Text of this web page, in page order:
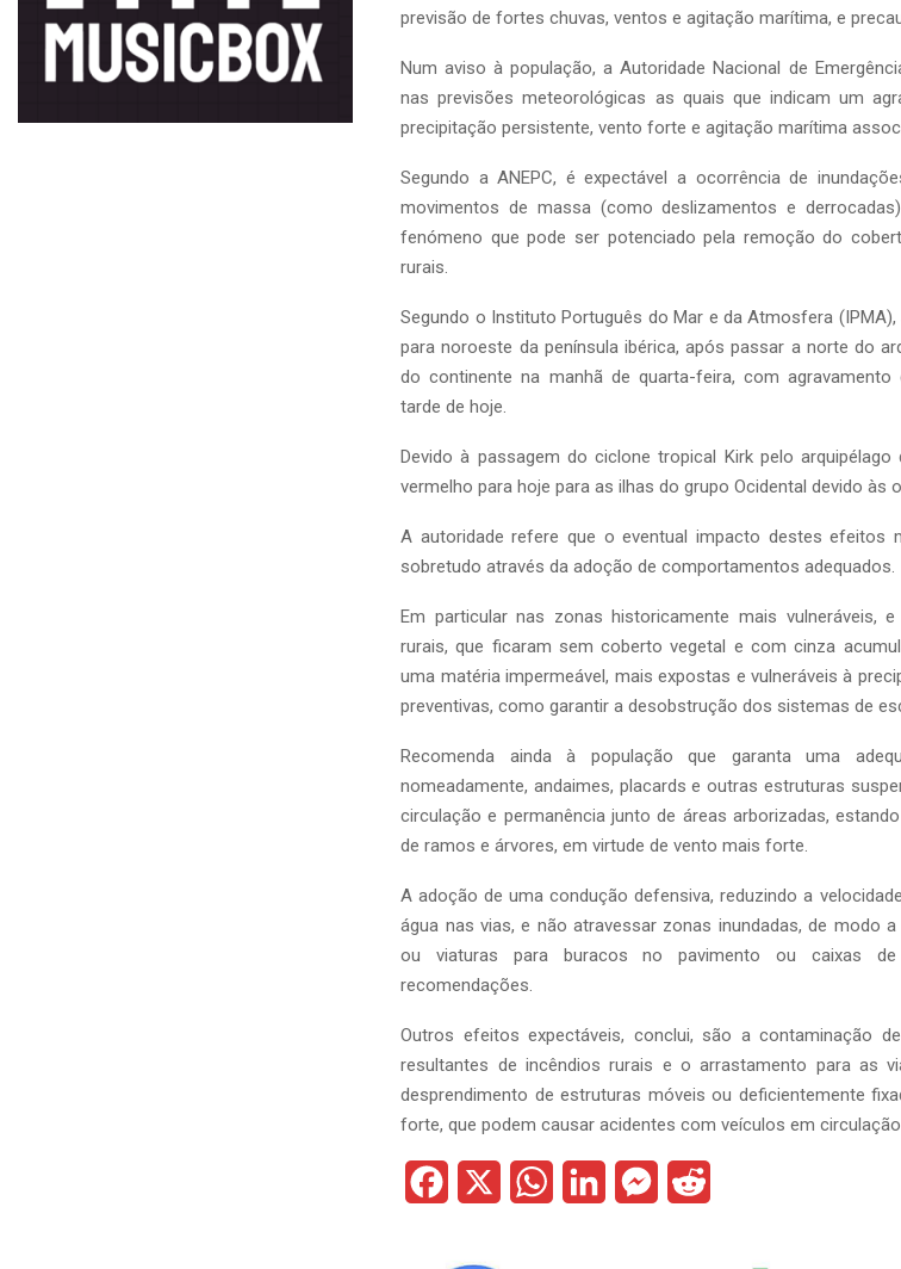
previsão de fortes chuvas, ventos e agitação marítima, e
Num aviso à população, a Autoridade Nacional de
nas previsões meteorológicas as quais que indicam um
precipitação persistente, vento forte e agitação marítima
Segundo a ANEPC, é expectável a ocorrência de
movimentos de massa (como deslizamentos e
fenómeno que pode ser potenciado pela remoção do
rurais.
Segundo o Instituto Português do Mar e da Atmosfera
para noroeste da península ibérica, após passar a norte do
do continente na manhã de quarta-feira, com
tarde de hoje.
Devido à passagem do ciclone tropical Kirk pelo
vermelho para hoje para as ilhas do grupo Ocidental devido às
A autoridade refere que o eventual impacto destes efeitos
sobretudo através da adoção de comportamentos adequados.
Em particular nas zonas historicamente mais vulneráveis,
rurais, que ficaram sem coberto vegetal e com cinza
uma matéria impermeável, mais expostas e vulneráveis à
preventivas, como garantir a desobstrução dos sistemas de
Recomenda ainda à população que garanta uma
nomeadamente, andaimes, placards e outras estruturas
circulação e permanência junto de áreas arborizadas,
de ramos e árvores, em virtude de vento mais forte.
A adoção de uma condução defensiva, reduzindo a
água nas vias, e não atravessar zonas inundadas, de modo
ou viaturas para buracos no pavimento ou caixas
recomendações.
Outros efeitos expectáveis, conclui, são a contaminação
resultantes de incêndios rurais e o arrastamento para as
desprendimento de estruturas móveis ou deficientemente
forte, que podem causar acidentes com veículos em
W
M